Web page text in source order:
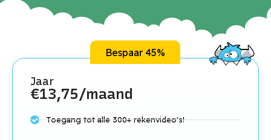
Bespaar 45%
Jaar
€13,75/maand
Toegang tot alle 300+ rekenvideo's!